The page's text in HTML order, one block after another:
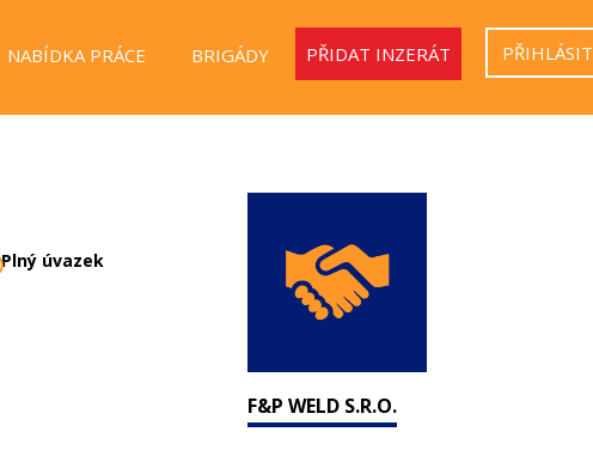
NABÍDKA PRÁCE BRIGÁDY PŘIDAT INZERÁT PŘIHLÁSIT
Plný úvazek
F&P WELD S.R.O.